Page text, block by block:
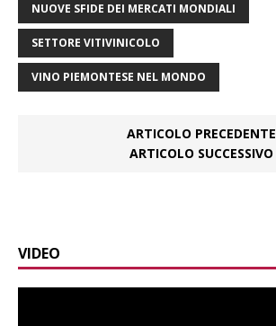
NUOVE SFIDE DEI MERCATI MONDIALI
SETTORE VITIVINICOLO
VINO PIEMONTESE NEL MONDO
ARTICOLO PRECEDENTE
ARTICOLO SUCCESSIVO
VIDEO